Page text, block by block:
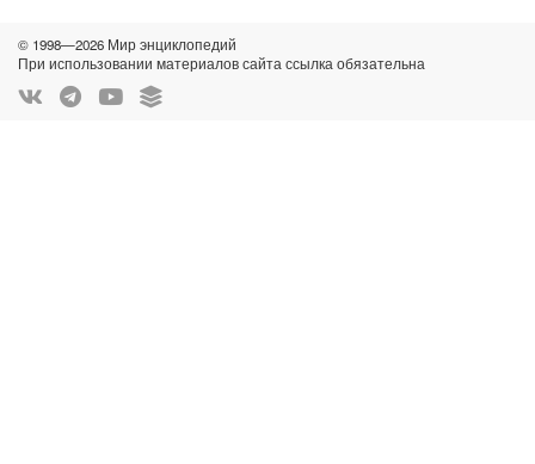
© 1998—2026 Мир энциклопедий
При использовании материалов сайта ссылка обязательна